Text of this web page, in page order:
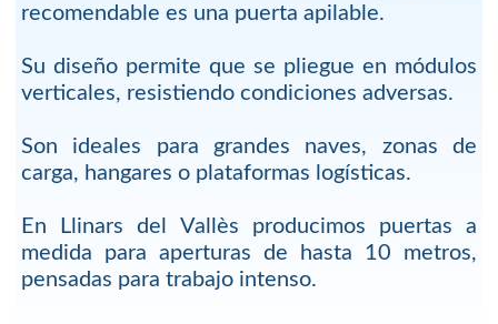
recomendable es una puerta apilable.
Su diseño permite que se pliegue en módulos
verticales, resistiendo condiciones adversas.
Son ideales para grandes naves, zonas de
carga, hangares o plataformas logísticas.
En Llinars del Vallès producimos puertas a
medida para aperturas de hasta 10 metros,
pensadas para trabajo intenso.